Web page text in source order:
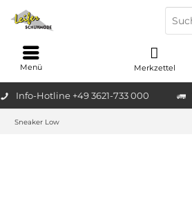
Info-Hotline +49 3621-733 000
Merkzettel
Menü
Sneaker Low